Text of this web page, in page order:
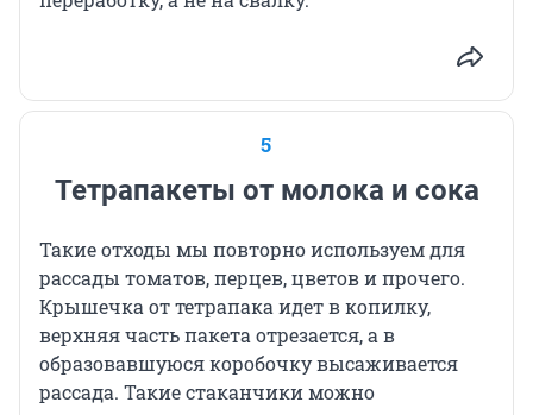
5
Тетрапакеты от молока и сока
Такие отходы мы повторно используем для
рассады томатов, перцев, цветов и прочего.
Крышечка от тетрапака идет в копилку,
верхняя часть пакета отрезается, а в
образовавшуюся коробочку высаживается
рассада. Такие стаканчики можно